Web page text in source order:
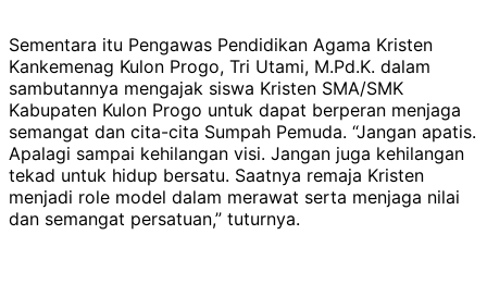
Sementara itu Pengawas Pendidikan Agama Kristen
Kankemenag Kulon Progo, Tri Utami, M.Pd.K. dalam
sambutannya mengajak siswa Kristen SMA/SMK
Kabupaten Kulon Progo untuk dapat berperan menjaga
semangat dan cita-cita Sumpah Pemuda. “Jangan apatis.
Apalagi sampai kehilangan visi. Jangan juga kehilangan
tekad untuk hidup bersatu. Saatnya remaja Kristen
menjadi role model dalam merawat serta menjaga nilai
dan semangat persatuan,” tuturnya.